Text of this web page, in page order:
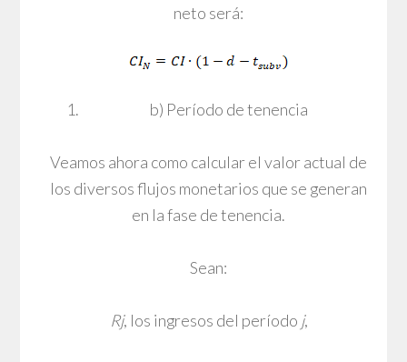
neto será:
b) Período de tenencia
Veamos ahora como calcular el valor actual de
los diversos flujos monetarios que se generan
en la fase de tenencia.
Sean:
Rj, los ingresos del período j,